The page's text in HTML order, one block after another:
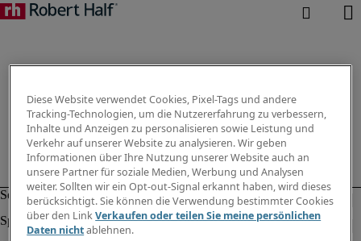
Diese Website verwendet Cookies, Pixel-Tags und andere
Tracking-Technologien, um die Nutzererfahrung zu verbessern,
Inhalte und Anzeigen zu personalisieren sowie Leistung und
Verkehr auf unserer Website zu analysieren. Wir geben
Informationen über Ihre Nutzung unserer Website auch an
unsere Partner für soziale Medien, Werbung und Analysen
weiter. Sollten wir ein Opt-out-Signal erkannt haben, wird dieses
berücksichtigt. Sie können die Verwendung bestimmter Cookies
über den LinkVerkaufen oder teilen Sie meine persönlichen
Daten nichtablehnen.